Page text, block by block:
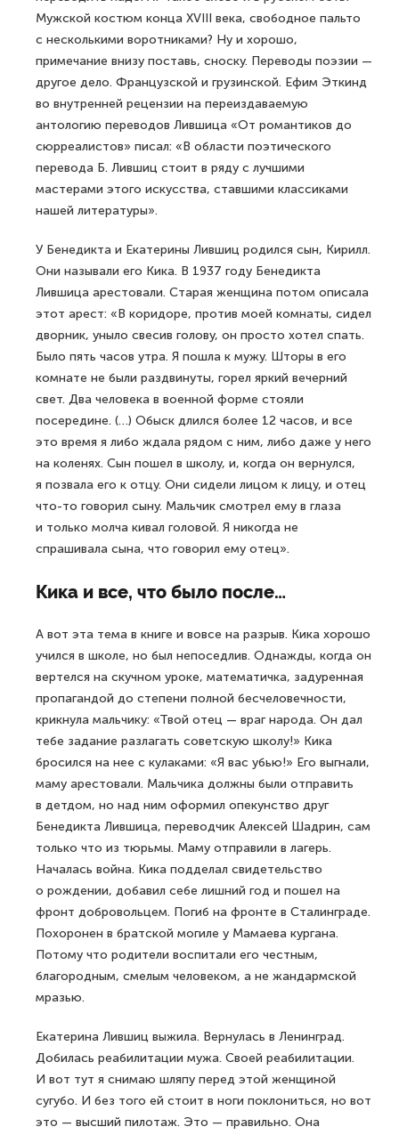
Мужской костюм конца XVIII века, свободное пальто
с несколькими воротниками? Ну и хорошо,
примечание внизу поставь, сноску. Переводы поэзии —
другое дело. Французской и грузинской. Ефим Эткинд
во внутренней рецензии на переиздаваемую
антологию переводов Лившица «От романтиков до
сюрреалистов» писал: «В области поэтического
перевода Б. Лившиц стоит в ряду с лучшими
мастерами этого искусства, ставшими классиками
нашей литературы».
У Бенедикта и Екатерины Лившиц родился сын, Кирилл.
Они называли его Кика. В 1937 году Бенедикта
Лившица арестовали. Старая женщина потом описала
этот арест: «В коридоре, против моей комнаты, сидел
дворник, уныло свесив голову, он просто хотел спать.
Было пять часов утра. Я пошла к мужу. Шторы в его
комнате не были раздвинуты, горел яркий вечерний
свет. Два человека в военной форме стояли
посередине. (…) Обыск длился более 12 часов, и все
это время я либо ждала рядом с ним, либо даже у него
на коленях. Сын пошел в школу, и, когда он вернулся,
я позвала его к отцу. Они сидели лицом к лицу, и отец
что-то говорил сыну. Мальчик смотрел ему в глаза
и только молча кивал головой. Я никогда не
спрашивала сына, что говорил ему отец».
Кика и все, что было после…
А вот эта тема в книге и вовсе на разрыв. Кика хорошо
учился в школе, но был непоседлив. Однажды, когда он
вертелся на скучном уроке, математичка, задуренная
пропагандой до степени полной бесчеловечности,
крикнула мальчику: «Твой отец — враг народа. Он дал
тебе задание разлагать советскую школу!» Кика
бросился на нее с кулаками: «Я вас убью!» Его выгнали,
маму арестовали. Мальчика должны были отправить
в детдом, но над ним оформил опекунство друг
Бенедикта Лившица, переводчик Алексей Шадрин, сам
только что из тюрьмы. Маму отправили в лагерь.
Началась война. Кика подделал свидетельство
о рождении, добавил себе лишний год и пошел на
фронт добровольцем. Погиб на фронте в Сталинграде.
Похоронен в братской могиле у Мамаева кургана.
Потому что родители воспитали его честным,
благородным, смелым человеком, а не жандармской
мразью.
Екатерина Лившиц выжила. Вернулась в Ленинград.
Добилась реабилитации мужа. Своей реабилитации.
И вот тут я снимаю шляпу перед этой женщиной
сугубо. И без того ей стоит в ноги поклониться, но вот
это — высший пилотаж. Это — правильно. Она